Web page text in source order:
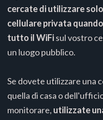
cercate di utilizzare
cellulare privata
tutto il WiFisul vostro
un luogo pubblico.
Se dovete utilizzare una
quella di casa o
monitorare, utilizzate